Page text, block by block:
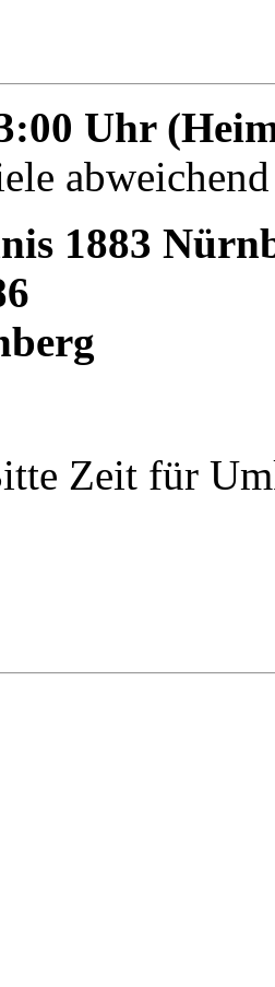
Uhr
abweichend
1883
Zeit für